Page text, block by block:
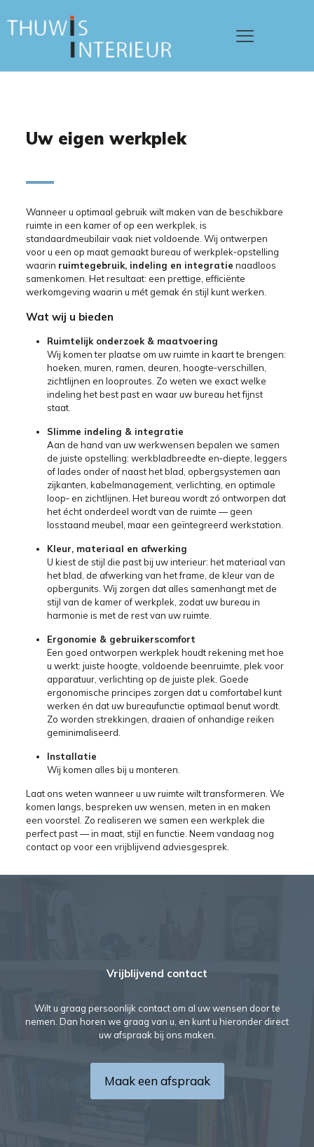
Uw eigen werkplek
Wanneer u optimaal gebruik wilt maken van de beschikbare
ruimte in een kamer of op een werkplek, is
standaardmeubilair vaak niet voldoende. Wij ontwerpen
voor u een op maat gemaakt bureau of werkplek‑opstelling
waarin ruimtegebruik, indeling en integratie naadloos
samenkomen. Het resultaat: een prettige, efficiënte
werkomgeving waarin u mét gemak én stijl kunt werken.
Wat wij u bieden
Ruimtelijk onderzoek & maatvoering
Wij komen ter plaatse om uw ruimte in kaart te brengen:
hoeken, muren, ramen, deuren, hoogte‑verschillen,
zichtlijnen en looproutes. Zo weten we exact welke
indeling het best past en waar uw bureau het fijnst
staat.
Slimme indeling & integratie
Aan de hand van uw werkwensen bepalen we samen
de juiste opstelling: werkbladbreedte en‑diepte, leggers
of lades onder of naast het blad, opbergsystemen aan
zijkanten, kabelmanagement, verlichting, en optimale
loop‑ en zichtlijnen. Het bureau wordt zó ontworpen dat
het écht onderdeel wordt van de ruimte — geen
losstaand meubel, maar een geïntegreerd werkstation.
Kleur, materiaal en afwerking
U kiest de stijl die past bij uw interieur: het materiaal van
het blad, de afwerking van het frame, de kleur van de
opbergunits. Wij zorgen dat alles samenhangt met de
stijl van de kamer of werkplek, zodat uw bureau in
harmonie is met de rest van uw ruimte.
Ergonomie & gebruikerscomfort
Een goed ontworpen werkplek houdt rekening met hoe
u werkt: juiste hoogte, voldoende beenruimte, plek voor
apparatuur, verlichting op de juiste plek. Goede
ergonomische principes zorgen dat u comfortabel kunt
werken én dat uw bureaufunctie optimaal benut wordt.
Zo worden strekkingen, draaien of onhandige reiken
geminimaliseerd.
Installatie
Wij komen alles bij u monteren.
Laat ons weten wanneer u uw ruimte wilt transformeren. We
komen langs, bespreken uw wensen, meten in en maken
een voorstel. Zo realiseren we samen een werkplek die
perfect past — in maat, stijl en functie. Neem vandaag nog
contact op voor een vrijblijvend adviesgesprek.
Vrijblijvend contact
Wilt u graag persoonlijk contact om al uw wensen door te
nemen. Dan horen we graag van u, en kunt u hieronder direct
uw afspraak bij ons maken.
Maak een afspraak